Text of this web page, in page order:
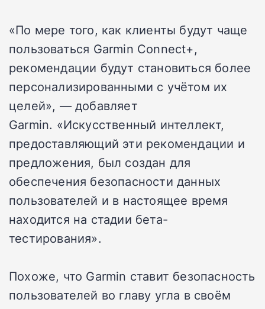
«По мере того, как клиенты будут чаще
пользоваться Garmin Connect+,
рекомендации будут становиться более
персонализированными с учётом их
целей», — добавляет
Garmin. «Искусственный интеллект,
предоставляющий эти рекомендации и
предложения, был создан для
обеспечения безопасности данных
пользователей и в настоящее время
находится на стадии бета-
тестирования».
Похоже, что Garmin ставит безопасность
пользователей во главу угла в своём